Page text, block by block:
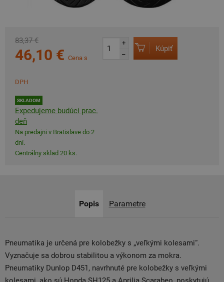
83,37 €
46,10 € Cena s
DPH
SKLADOM
Expedujeme budúci prac.
deň
Na predajni v Bratislave do 2
dní.
Centrálny sklad 20 ks.
+
–
Kúpiť
Popis Parametre
Pneumatika je určená pre kolobežky s „veľkými kolesami“.
Vyznačuje sa dobrou stabilitou a výkonom za mokra.
Pneumatiky Dunlop D451, navrhnuté pre kolobežky s veľkými